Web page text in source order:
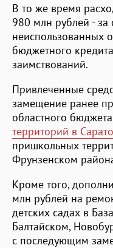
В то же время
980 млн рублей - за
неиспользованных
бюджетного
заимствований.
Привлеченные
замещение ранее
областного
территорий в
пришкольных
Фрунзенском
Кроме того,
млн рублей на
детских садах в
Балтайском,
с последующим